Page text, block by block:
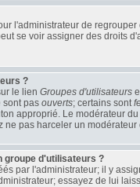
l'administrateur de
se voir assigner des droits
?
le lien Groupes d'utilisateurs
sont pas ouverts; certains sont
approprié. Le modérateur
pas harceler un
groupe d'utilisateurs ?
par l'administrateur; il y
essayez de lui